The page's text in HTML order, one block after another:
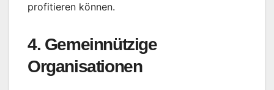
profitieren können.
4. Gemeinnützige
Organisationen